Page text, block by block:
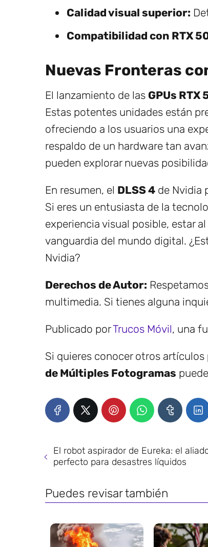
Calidad visual superior:
Compatibilidad con RTX
Nuevas Fronteras
El lanzamiento de las GPUs RTX
Estas potentes unidades están
ofreciendo a los usuarios una
respaldo de un hardware tan
pueden explorar nuevas
En resumen, el DLSS 4 de Nvidia
Si eres un entusiasta de la
experiencia visual posible, estar
vanguardia del mundo digital.
Nvidia?
Derechos de Autor:
multimedia. Si tienes alguna
Publicado porTrucos Móvil, una
Si quieres conocer otros artículos
de Múltiples Fotogramas
El robot aspirador de Eureka: el
perfecto para desastres líquidos
Puedes revisar también